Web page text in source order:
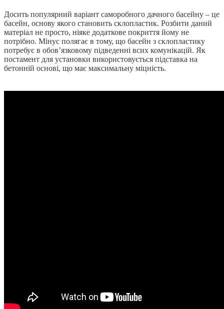
Досить популярний варіант саморобного дачного басейну – це
басейн, основу якого становить склопластик. Розбити даний
матеріал не просто, ніяке додаткове покриття йому не
потрібно. Мінус полягає в тому, що басейн з склопластику
потребує в обов’язковому підведенні всих комунікацій. Як
постамент для установки використовується підставка на
бетонній основі, що має максимальну міцність.